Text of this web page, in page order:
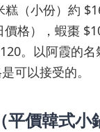
糕（小份）約
價格），蝦棗
。以阿霞的名
可以接受的。
價韓式小